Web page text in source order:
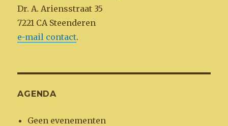
Dr. A. Ariensstraat 35
7221 CA Steenderen
e-mail contact.
AGENDA
Geen evenementen